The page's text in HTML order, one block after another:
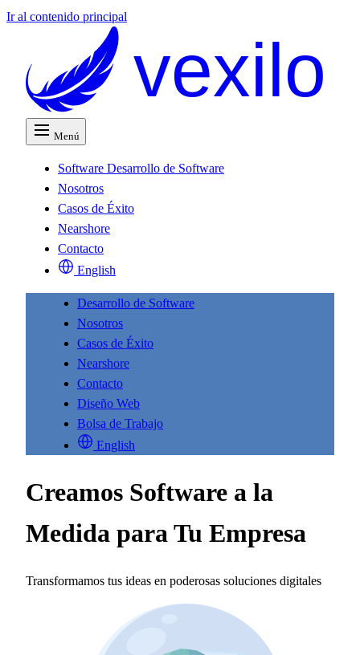
Ir al contenido principal
vexilo
Menú
Software Desarrollo de Software
Nosotros
Casos de Éxito
Nearshore
Contacto
English
Desarrollo de Software
Nosotros
Casos de Éxito
Nearshore
Contacto
Diseño Web
Bolsa de Trabajo
English
Creamos Software a la
Medida para Tu Empresa
Transformamos tus ideas en poderosas soluciones digitales